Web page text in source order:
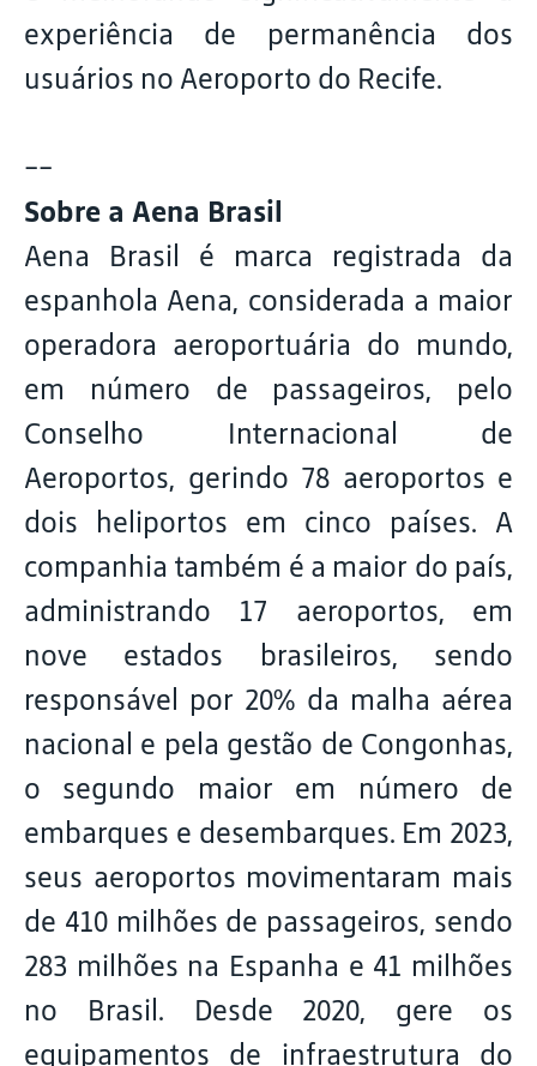
experiência de permanência dos
usuários no Aeroporto do Recife.
--
Sobre a Aena Brasil
Aena Brasil é marca registrada da
espanhola Aena, considerada a maior
operadora aeroportuária do mundo,
em número de passageiros, pelo
Conselho Internacional de
Aeroportos, gerindo 78 aeroportos e
dois heliportos em cinco países. A
companhia também é a maior do país,
administrando 17 aeroportos, em
nove estados brasileiros, sendo
responsável por 20% da malha aérea
nacional e pela gestão de Congonhas,
o segundo maior em número de
embarques e desembarques. Em 2023,
seus aeroportos movimentaram mais
de 410 milhões de passageiros, sendo
283 milhões na Espanha e 41 milhões
no Brasil. Desde 2020, gere os
equipamentos de infraestrutura do